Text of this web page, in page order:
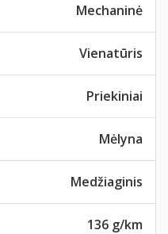
Mechaninė
Vienatūris
Priekiniai
Mėlyna
Medžiaginis
136 g/km